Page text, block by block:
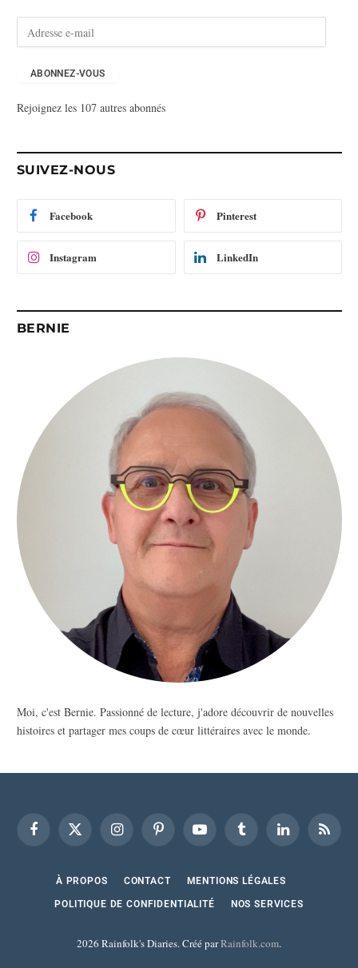
s
-
m
ABONNEZ-VOUS
Rejoignez les 107 autres abonnés
SUIVEZ-NOUS
Facebook Pinterest
Instagram LinkedIn
BERNIE
Moi, c'est Bernie. Passionné de lecture, j'adore découvrir de nouvelles
histoires et partager mes coups de cœur littéraires avec le monde.
FacebookX
InstagramPinterest YouTube Tumblr LinkedInRSS
À PROPOS CONTACT MENTIONS LÉGALES
POLITIQUE DE CONFIDENTIALITÉ NOS SERVICES
2026 Rainfolk's Diaries. Créé parRainfolk.com.